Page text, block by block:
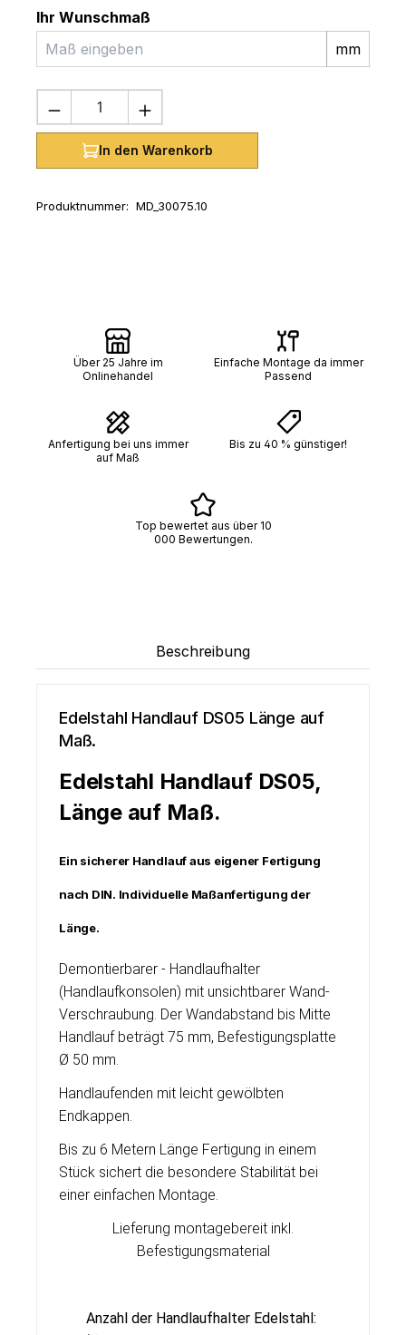
Ihr Wunschmaß
mm
Produkt Anzahl: Gib den
In den Warenkorb
Produktnummer: MD_30075.10
Über 25 Jahre im
Onlinehandel
Einfache Montage da immer
Passend
Anfertigung bei uns immer
auf Maß
Bis zu 40 % günstiger!
Top bewertet aus über 10
000 Bewertungen.
Beschreibung
Edelstahl Handlauf DS05 Länge auf
Maß.
Edelstahl Handlauf DS05,
Länge auf Maß.
Ein sicherer Handlauf aus eigener Fertigung
nach DIN. Individuelle Maßanfertigung der
Länge.
Demontierbarer - Handlaufhalter
(Handlaufkonsolen) mit unsichtbarer Wand-
Verschraubung. Der Wandabstand bis Mitte
Handlauf beträgt 75 mm, Befestigungsplatte
Ø 50 mm.
Handlaufenden mit leicht gewölbten
Endkappen.
Bis zu 6 Metern Länge Fertigung in einem
Stück sichert die besondere Stabilität bei
einer einfachen Montage.
Lieferung montagebereit inkl.
Befestigungsmaterial
Anzahl der Handlaufhalter Edelstahl: